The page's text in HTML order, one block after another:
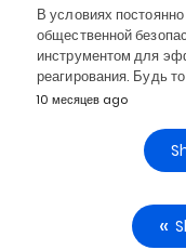
В условиях
общественной
инструментом для
реагирования. Будь
10 месяцев ago